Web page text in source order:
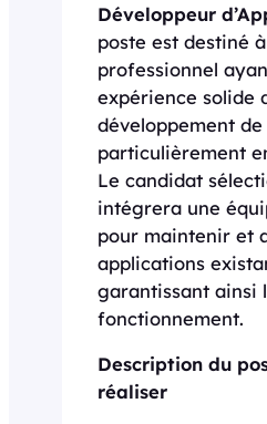
Développeur
poste est destiné
professionnel
expérience solide
développement
particulièrement
Le candidat
intégrera une
pour maintenir et
applications
garantissant ainsi
fonctionnement.
Description du
réaliser